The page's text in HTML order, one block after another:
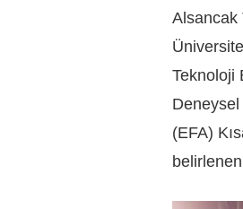
Alsancak
Teknoloji
(EFA)